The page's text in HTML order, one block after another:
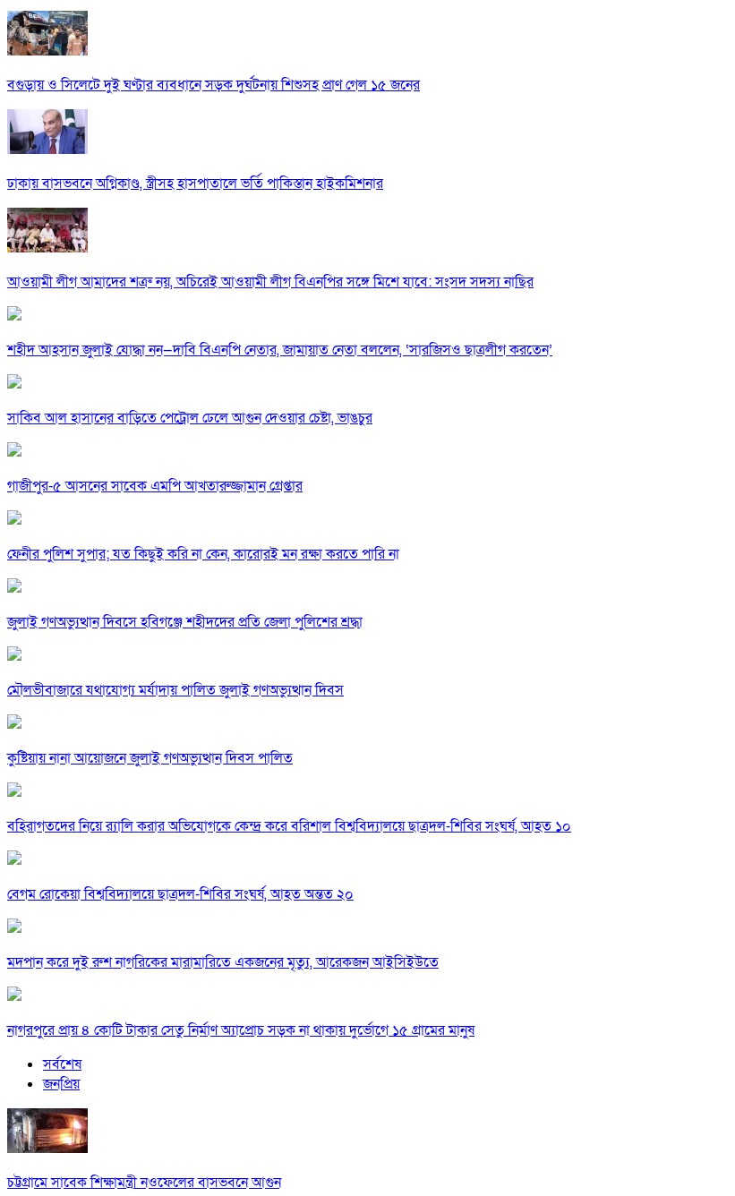
বগুড়ায় ও সিলেটে দুই ঘণ্টার ব্যবধানে সড়ক দুর্ঘটনায় শিশুসহ প্রাণ গেল ১৫ জনের
ঢাকায় বাসভবনে অগ্নিকাণ্ড, স্ত্রীসহ হাসপাতালে ভর্তি পাকিস্তান হাইকমিশনার
আওয়ামী লীগ আমাদের শত্রু নয়, অচিরেই আওয়ামী লীগ বিএনপির সঙ্গে মিশে যাবে: সংসদ সদস্য নাছির
শহীদ আহসান জুলাই যোদ্ধা নন—দাবি বিএনপি নেতার, জামায়াত নেতা বললেন, ‘সারজিসও ছাত্রলীগ করতেন’
সাকিব আল হাসানের বাড়িতে পেট্রোল ঢেলে আগুন দেওয়ার চেষ্টা, ভাঙচুর
গাজীপুর-৫ আসনের সাবেক এমপি আখতারুজ্জামান গ্রেপ্তার
ফেনীর পুলিশ সুপার; যত কিছুই করি না কেন, কারোরই মন রক্ষা করতে পারি না
জুলাই গণঅভ্যুত্থান দিবসে হবিগঞ্জে শহীদদের প্রতি জেলা পুলিশের শ্রদ্ধা
মৌলভীবাজারে যথাযোগ্য মর্যাদায় পালিত জুলাই গণঅভ্যুত্থান দিবস
কুষ্টিয়ায় নানা আয়োজনে জুলাই গণঅভ্যুত্থান দিবস পালিত
বহিরাগতদের নিয়ে র‍্যালি করার অভিযোগকে কেন্দ্র করে বরিশাল বিশ্ববিদ্যালয়ে ছাত্রদল-শিবির সংঘর্ষ, আহত ১০
বেগম রোকেয়া বিশ্ববিদ্যালয়ে ছাত্রদল-শিবির সংঘর্ষ, আহত অন্তত ২০
মদপান করে দুই রুশ নাগরিকের মারামারিতে একজনের মৃত্যু, আরেকজন আইসিইউতে
নাগরপুরে প্রায় ৪ কোটি টাকার সেতু নির্মাণ অ্যাপ্রোচ সড়ক না থাকায় দুর্ভোগে ১৫ গ্রামের মানুষ
সর্বশেষ
জনপ্রিয়
চট্টগ্রামে সাবেক শিক্ষামন্ত্রী নওফেলের বাসভবনে আগুন